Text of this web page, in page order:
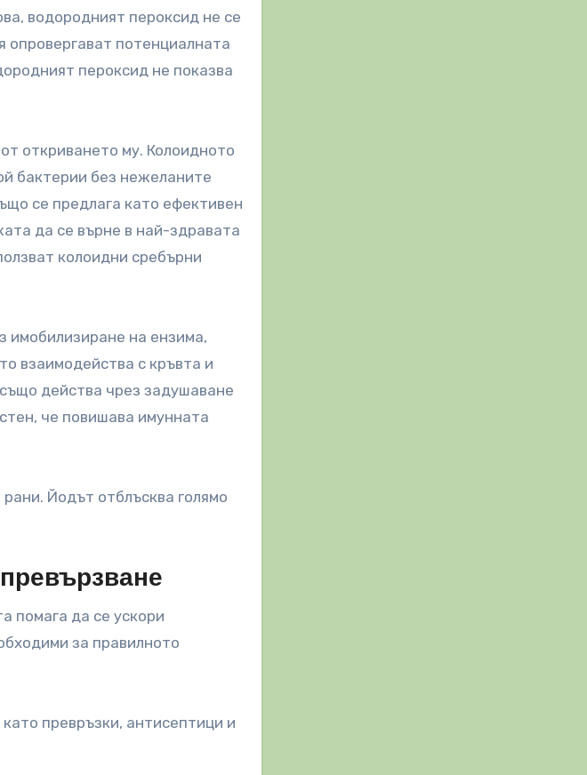
водородният пероксид не се
опровергават потенциалната
пероксид не показва
откриването му. Колоидното
бактерии без нежеланите
се предлага като ефективен
да се върне в най-здравата
колоидни сребърни
имобилизиране на ензима,
взаимодейства с кръвта и
действа чрез задушаване
че повишава имунната
Йодът отблъсква голямо
помага да се ускори
за правилното
превръзки, антисептици и